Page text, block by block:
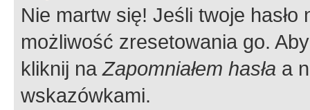
Nie martw się! Jeśli twoje
możliwość zresetowania go.
kliknij naZapomniałem hasła a
wskazówkami.